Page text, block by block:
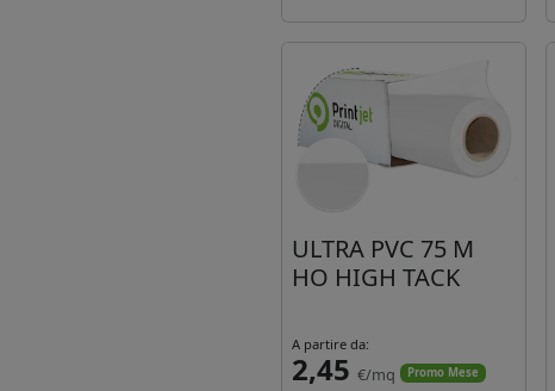
ULTRA PVC 75 M
HO HIGH TACK
A partire da:
2,45 €/mq Promo Mese